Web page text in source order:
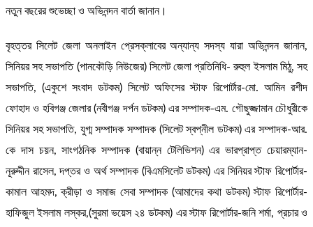
নতুন বছরের শুভেচ্ছা ও অভিনন্দন বার্তা জানান।
বৃহত্তর সিলেট জেলা অনলাইন প্রেসক্লাবের অন্যান্য সদস্য যারা অভিনন্দন জানান,
সিনিয়র সহ সভাপতি (পানকৌড়ি নিউজের) সিলেট জেলা প্রতিনিধি- রুহুল ইসলাম মিঠু, সহ
সভাপতি, (একুশে সংবাদ ডটকম) সিলেট অফিসের স্টাফ রিপোর্টার-মো. আমিন রশীদ
ফোহাদ ও হবিগঞ্জ জেলার (নবীগঞ্জ দর্পন ডটকম) এর সম্পাদক-এম. গৌছুজ্জামান চৌধুরীকে
সিনিয়র সহ সভাপতি, যুগ্ম সম্পাদক সম্পাদক (সিলেট স্বপ্নীল ডটকম) এর সম্পাদক-আর.
কে দাস চয়ন, সাংগঠনিক সম্পাদক (বায়ান্ন টেলিভিশন) এর ভারপ্রাপ্ত চেয়ারম্যান-
নূরুদ্দীন রাসেল, দপ্তর ও অর্থ সম্পাদক (বিএমসিলেট ডটকম) এর সিনিয়র স্টাফ রিপোর্টার-
কামাল আহমদ, ক্রীড়া ও সমাজ সেবা সম্পাদক (আমাদের কথা ডটকম) স্টাফ রিপোর্টার-
হাফিজুল ইসলাম লস্কর,(সুরমা ভয়েস ২৪ ডটকম) এর স্টাফ রিপোর্টার-জনি শর্মা, প্রচার ও